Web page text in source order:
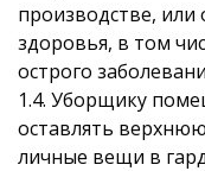
производстве, или
здоровья, в том
острого
1.4. Уборщику
оставлять
личные вещи в